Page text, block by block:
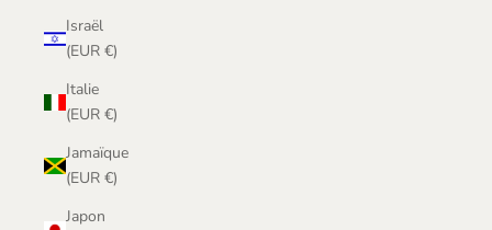
Israël
(EUR €)
Italie
(EUR €)
Jamaïque
(EUR €)
Japon